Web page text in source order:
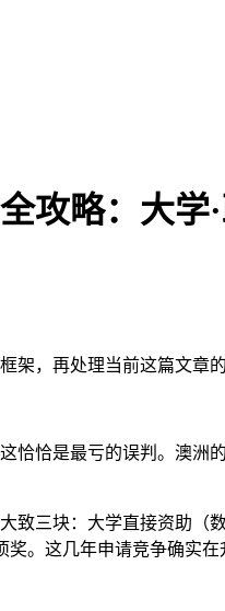
攻略：大学
架，再处理当前这篇文章的
恰是最亏的误判。澳洲
三块：大学直接资助（
奖。这几年申请竞争确实